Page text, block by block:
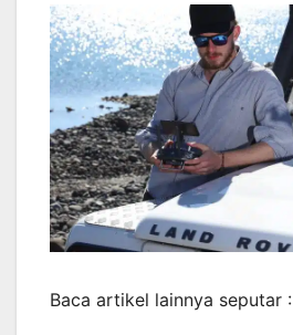
Baca artikel lainnya seputar :